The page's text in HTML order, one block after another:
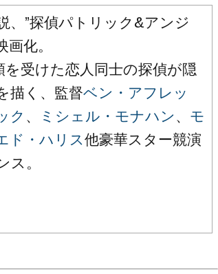
、”探偵パトリック&アンジ
化。
を受けた恋人同士の探偵が隠
描く、監督ベン・アフレッ
ク 、 ミシェル・モナハン 、 モ
ド・ハリス他豪華スター競演
ス。